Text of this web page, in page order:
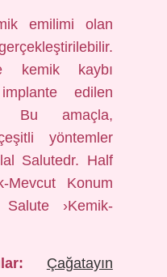
emilimi olan
kemik kaybı
edilen
Bu amaçla,
yöntemler
Salutedr. Half
Mevcut Konum
›Kemik-
Çağatayın